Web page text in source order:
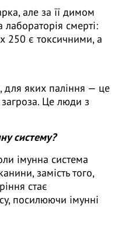
але за її димом
лабораторія смерті:
250 є токсичними, а
для яких паління — це
Це люди з
систему?
імунна система
замість того,
стає
посилюючи імунні